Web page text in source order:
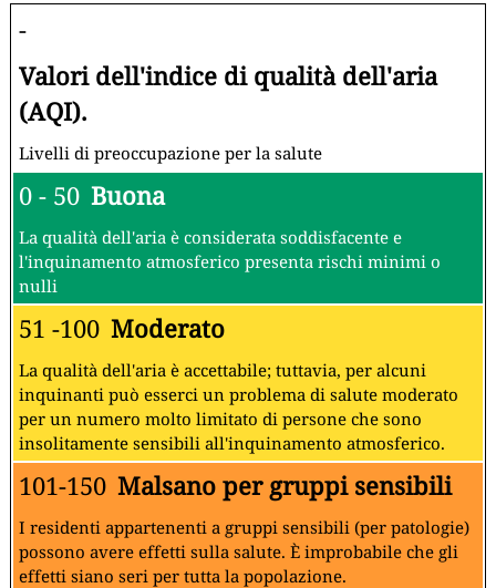
-
Valori dell'indice di qualità dell'aria
(AQI).
Livelli di preoccupazione per la salute
0 - 50 Buona
La qualità dell'aria è considerata soddisfacente e
l'inquinamento atmosferico presenta rischi minimi o
nulli
51 -100 Moderato
La qualità dell'aria è accettabile; tuttavia, per alcuni
inquinanti può esserci un problema di salute moderato
per un numero molto limitato di persone che sono
insolitamente sensibili all'inquinamento atmosferico.
101-150 Malsano per gruppi sensibili
I residenti appartenenti a gruppi sensibili (per patologie)
possono avere effetti sulla salute. È improbabile che gli
effetti siano seri per tutta la popolazione.